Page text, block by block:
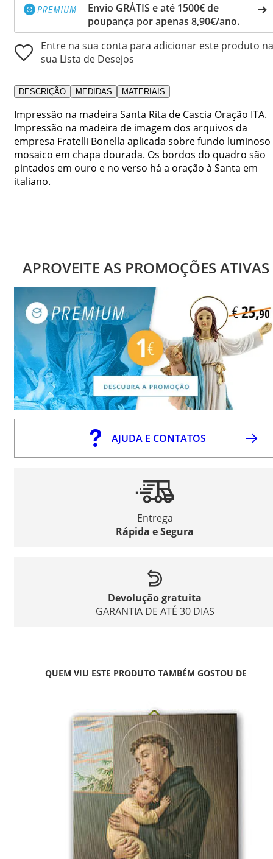
Envio GRÁTIS e até 1500€ de
poupança por apenas 8,90€/ano.
Entre na sua conta para adicionar este produto na
sua Lista de Desejos
DESCRIÇÃO MEDIDAS MATERIAIS
Impressão na madeira Santa Rita de Cascia Oração ITA.
Impressão na madeira de imagem dos arquivos da
empresa Fratelli Bonella aplicada sobre fundo luminoso
mosaico em chapa dourada. Os bordos do quadro são
pintados em ouro e no verso há a oração à Santa em
italiano.
APROVEITE AS PROMOÇÕES ATIVAS
AJUDA E CONTATOS
Entrega
Rápida e Segura
Devolução gratuita
GARANTIA DE ATÉ 30 DIAS
QUEM VIU ESTE PRODUTO TAMBÉM GOSTOU DE